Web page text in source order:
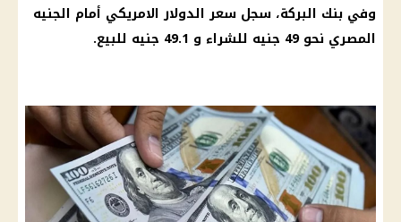
وفي بنك البركة، سجل سعر الدولار الامريكي أمام الجنيه
المصري نحو 49 جنيه للشراء و 49.1 جنيه للبيع.